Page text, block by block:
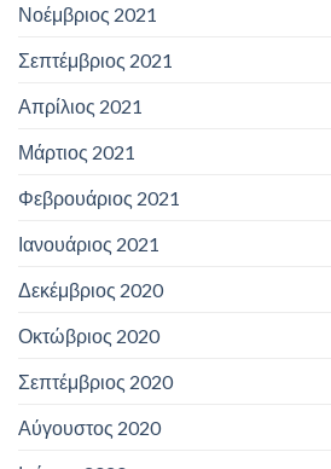
Νοέμβριος 2021
Σεπτέμβριος 2021
Απρίλιος 2021
Μάρτιος 2021
Φεβρουάριος 2021
Ιανουάριος 2021
Δεκέμβριος 2020
Οκτώβριος 2020
Σεπτέμβριος 2020
Αύγουστος 2020